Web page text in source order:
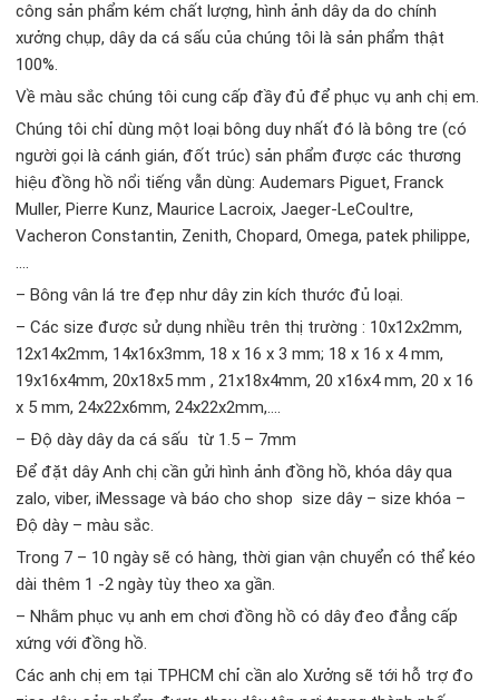
công sản phẩm kém chất lượng, hình ảnh dây da do chính
xưởng chụp, dây da cá sấu của chúng tôi là sản phẩm thật
100%.
Về màu sắc chúng tôi cung cấp đầy đủ để phục vụ anh chị em.
Chúng tôi chỉ dùng một loại bông duy nhất đó là bông tre (có
người gọi là cánh gián, đốt trúc) sản phẩm được các thương
hiệu đồng hồ nổi tiếng vẫn dùng: Audemars Piguet, Franck
Muller, Pierre Kunz, Maurice Lacroix, Jaeger-LeCoultre,
Vacheron Constantin, Zenith, Chopard, Omega, patek philippe,
….
– Bông vân lá tre đẹp như dây zin kích thước đủ loại.
– Các size được sử dụng nhiều trên thị trường : 10x12x2mm,
12x14x2mm, 14x16x3mm, 18 x 16 x 3 mm; 18 x 16 x 4 mm,
19x16x4mm, 20x18x5 mm , 21x18x4mm, 20 x16x4 mm, 20 x 16
x 5 mm, 24x22x6mm, 24x22x2mm,….
– Độ dày dây da cá sấu từ 1.5 – 7mm
Để đặt dây Anh chị cần gửi hình ảnh đồng hồ, khóa dây qua
zalo, viber, iMessage và báo cho shop size dây – size khóa –
Độ dày – màu sắc.
Trong 7 – 10 ngày sẽ có hàng, thời gian vận chuyển có thể kéo
dài thêm 1 -2 ngày tùy theo xa gần.
– Nhằm phục vụ anh em chơi đồng hồ có dây đeo đẳng cấp
xứng với đồng hồ.
Các anh chị em tại TPHCM chỉ cần alo Xưởng sẽ tới hỗ trợ đo